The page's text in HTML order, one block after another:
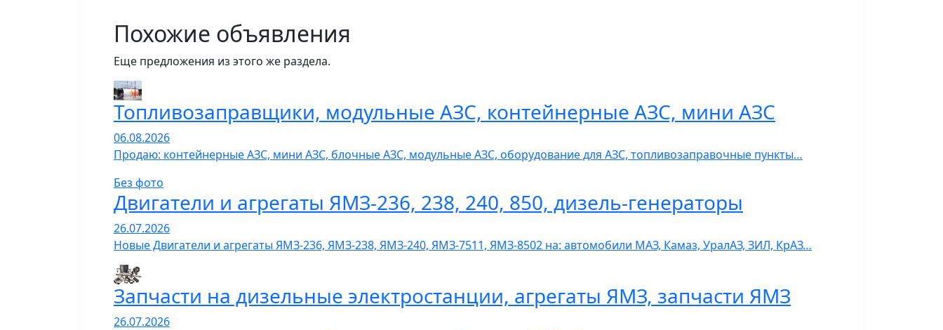
Похожие объявления
Еще предложения из этого же раздела.
Топливозаправщики, модульные АЗС, контейнерные АЗС, мини АЗС
06.08.2026
Продаю: контейнерные АЗС, мини АЗС, блочные АЗС, модульные АЗС, оборудование для АЗС, топливозаправочные пункты…
Без фото
Двигатели и агрегаты ЯМЗ-236, 238, 240, 850, дизель-генераторы
26.07.2026
Новые Двигатели и агрегаты ЯМЗ-236, ЯМЗ-238, ЯМЗ-240, ЯМЗ-7511, ЯМЗ-8502 на: автомобили МАЗ, Камаз, УралАЗ, ЗИЛ, КрАЗ…
Запчасти на дизельные электростанции, агрегаты ЯМЗ, запчасти ЯМЗ
26.07.2026